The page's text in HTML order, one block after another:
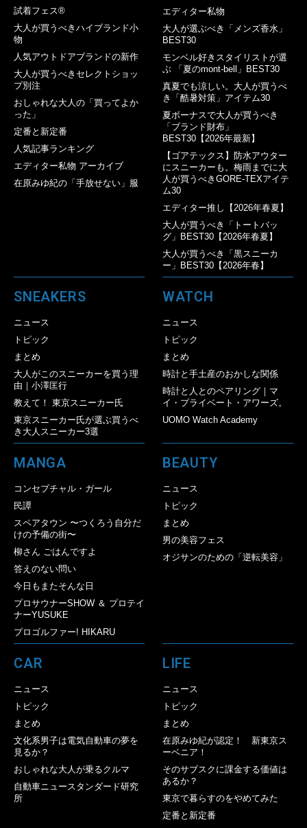
試着フェス®︎
大人が買うべきハイブランド小
物
人気アウトドアブランドの新作
大人が買うべきセレクトショッ
プ別注
おしゃれな大人の「買ってよか
った」
定番と新定番
人気記事ランキング
エディター私物 アーカイブ
在原みゆ紀の「手放せない」服
エディター私物
大人が選ぶべき「メンズ香水」
BEST30
モンベル好きスタイリストが選
ぶ 「夏のmont-bell」BEST30
真夏でも涼しい。大人が買うべ
き「酷暑対策」アイテム30
夏ボーナスで大人が買うべき
「ブランド財布」
BEST30【2026年最新】
【ゴアテックス】防水アウター
にスニーカーも。梅雨までに大
人が買うべきGORE-TEXアイテ
ム30
エディター推し【2026年春夏】
大人が買うべき「トートバッ
グ」BEST30【2026年春夏】
大人が買うべき「黒スニーカ
ー」BEST30【2026年春】
SNEAKERS
ニュース
トピック
まとめ
大人がこのスニーカーを買う理
由｜小澤匡行
教えて！ 東京スニーカー氏
東京スニーカー氏が選ぶ買うべ
き大人スニーカー3選
WATCH
ニュース
トピック
まとめ
時計と手土産のおかしな関係
時計と人とのペアリング｜マ
イ・プライベート・アワーズ。
UOMO Watch Academy
MANGA
コンセプチャル・ガール
民譚
スペアタウン 〜つくろう自分だ
けの予備の街〜
柳さん ごはんですよ
答えのない問い
今日もまたそんな日
プロサウナーSHOW ＆ プロテイ
ナーYUSUKE
プロゴルファー! HIKARU
BEAUTY
ニュース
トピック
まとめ
男の美容フェス
オジサンのための「逆転美容」
CAR
ニュース
トピック
まとめ
文化系男子は電気自動車の夢を
見るか？
おしゃれな大人が乗るクルマ
自動車ニュースタンダード研究
所
LIFE
ニュース
トピック
まとめ
在原みゆ紀が認定！ 新東京ス
ーベニア！
そのサブスクに課金する価値は
あるか？
東京で暮らすのをやめてみた
定番と新定番